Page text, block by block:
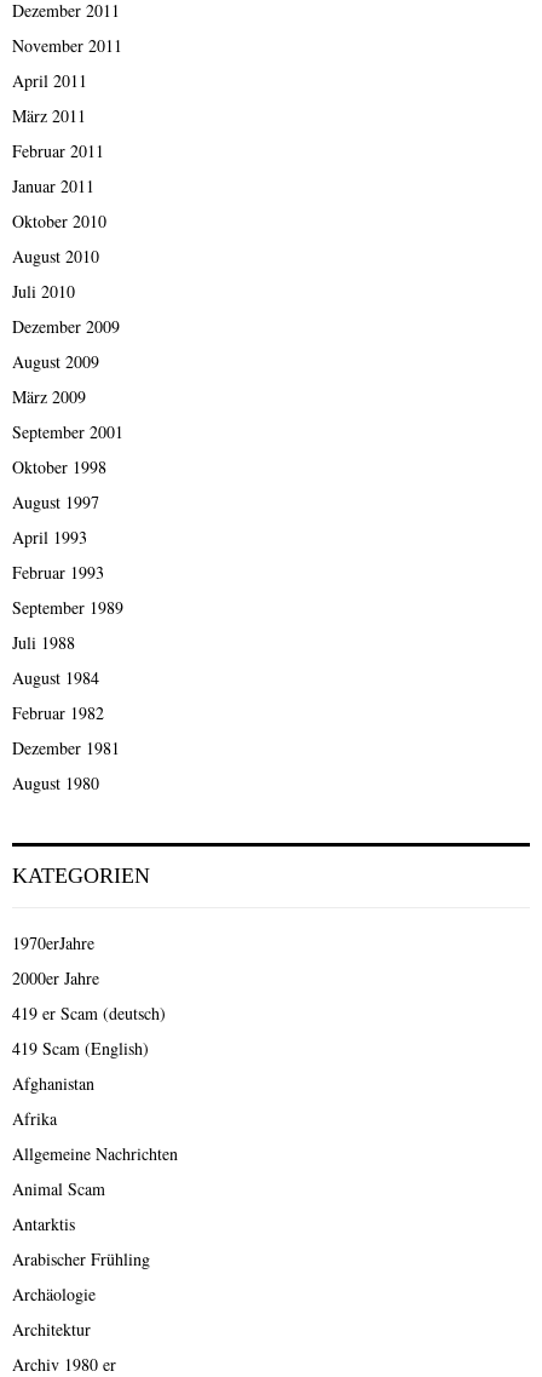
Dezember 2011
November 2011
April 2011
März 2011
Februar 2011
Januar 2011
Oktober 2010
August 2010
Juli 2010
Dezember 2009
August 2009
März 2009
September 2001
Oktober 1998
August 1997
April 1993
Februar 1993
September 1989
Juli 1988
August 1984
Februar 1982
Dezember 1981
August 1980
KATEGORIEN
1970erJahre
2000er Jahre
419 er Scam (deutsch)
419 Scam (English)
Afghanistan
Afrika
Allgemeine Nachrichten
Animal Scam
Antarktis
Arabischer Frühling
Archäologie
Architektur
Archiv 1980 er